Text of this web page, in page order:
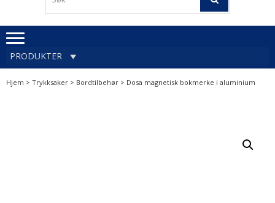
PRODUKTER
Hjem > Trykksaker > Bordtilbehør > Dosa magnetisk bokmerke i aluminium